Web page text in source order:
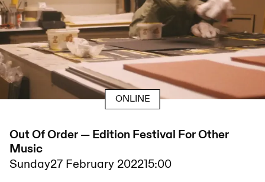
ONLINE
Out Of Order — Edition Festival For Other
Music
Sunday27 February 202215:00